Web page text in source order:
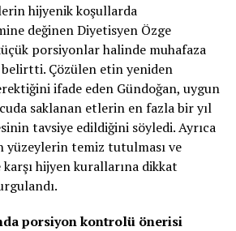
hijyenik koşullarda
değinen Diyetisyen Özge
porsiyonlar halinde muhafaza
Çözülen etin yeniden
ifade eden Gündoğan, uygun
saklanan etlerin en fazla bir yıl
tavsiye edildiğini söyledi. Ayrıca
yüzeylerin temiz tutulması ve
hijyen kurallarına dikkat
porsiyon kontrolü önerisi